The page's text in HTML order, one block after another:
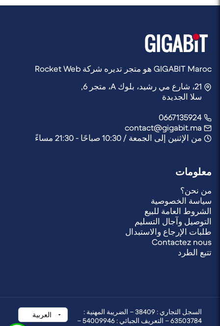
GIGABIT Maroc هو متجر تديره شركة Rocket Web
21، شارع مي رشيد، بلوك A، متجر 6,
سلا الجديدة
من الإثنين إلى الجمعة / 10:30 صباحًا - 21:30 مساءً
معلومات
من نحن؟
سياسة الخصوصية
الشروط العامة للبيع
التوصيل وآجال التسليم
طلبات الإرجاع والاستبدال
Contactez nous
تتبع الطرد
السجل التجاري : 38409 – الضريبة المهنية :
63503784 – التعريف الجبائي : 54009946 –